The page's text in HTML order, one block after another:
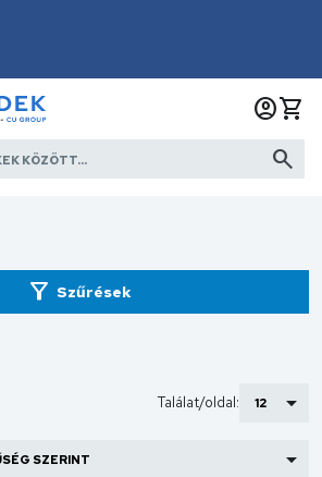
Találat/oldal:
Szűrések